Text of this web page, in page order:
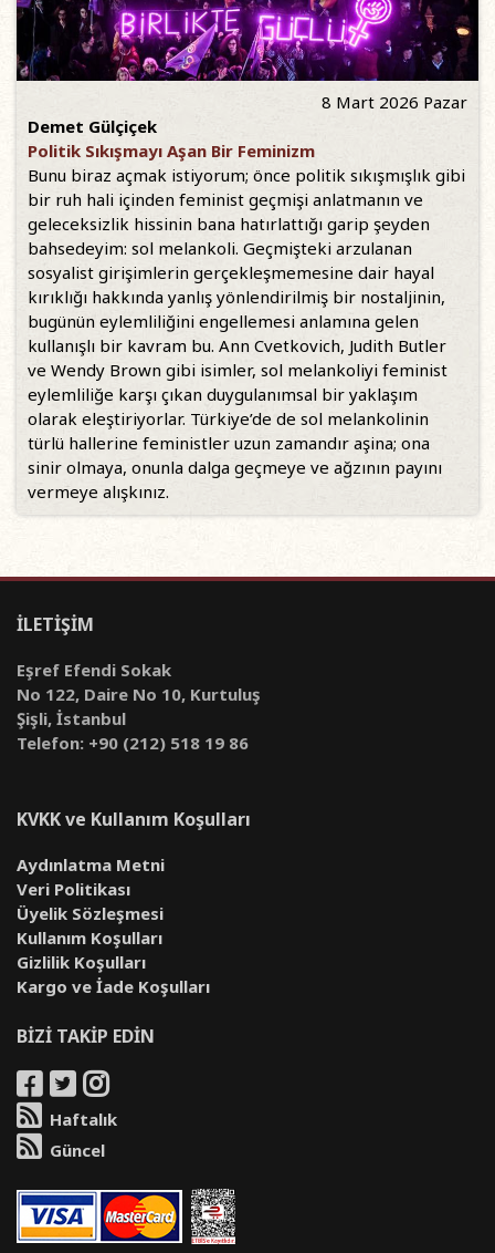
8 Mart 2026 Pazar
Demet Gülçiçek
Politik Sıkışmayı Aşan Bir Feminizm
Bunu biraz açmak istiyorum; önce politik sıkışmışlık gibi
bir ruh hali içinden feminist geçmişi anlatmanın ve
geleceksizlik hissinin bana hatırlattığı garip şeyden
bahsedeyim: sol melankoli. Geçmişteki arzulanan
sosyalist girişimlerin gerçekleşmemesine dair hayal
kırıklığı hakkında yanlış yönlendirilmiş bir nostaljinin,
bugünün eylemliliğini engellemesi anlamına gelen
kullanışlı bir kavram bu. Ann Cvetkovich, Judith Butler
ve Wendy Brown gibi isimler, sol melankoliyi feminist
eylemliliğe karşı çıkan duygulanımsal bir yaklaşım
olarak eleştiriyorlar. Türkiye’de de sol melankolinin
türlü hallerine feministler uzun zamandır aşina; ona
sinir olmaya, onunla dalga geçmeye ve ağzının payını
vermeye alışkınız.
İLETİŞİM
Eşref Efendi Sokak
No 122, Daire No 10, Kurtuluş
Şişli, İstanbul
Telefon: +90 (212) 518 19 86
KVKK ve Kullanım Koşulları
Aydınlatma Metni
Veri Politikası
Üyelik Sözleşmesi
Kullanım Koşulları
Gizlilik Koşulları
Kargo ve İade Koşulları
BİZİ TAKİP EDİN
Haftalık
Güncel